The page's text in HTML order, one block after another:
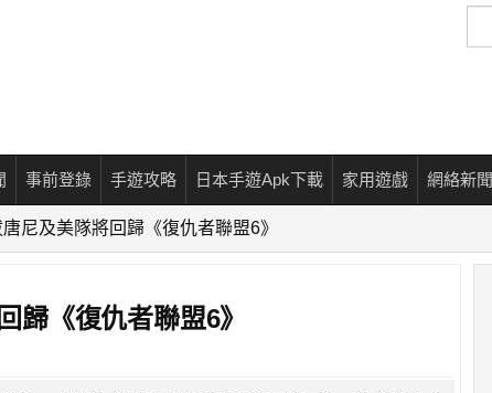
尋
事前登錄 手遊攻略 日本手遊Apk下載 家用遊戲 網絡新聞
尼及美隊將回歸《復仇者聯盟6》
歸《復仇者聯盟6》